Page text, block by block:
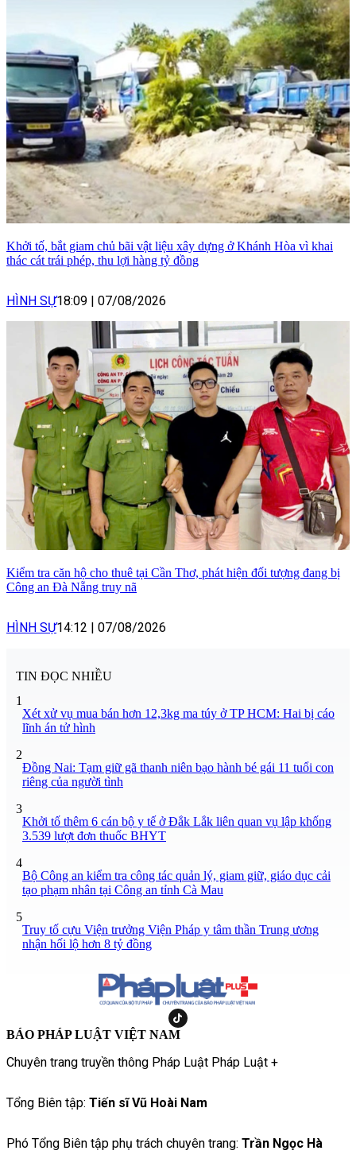
Khởi tố, bắt giam chủ bãi vật liệu xây dựng ở Khánh Hòa vì khai
thác cát trái phép, thu lợi hàng tỷ đồng
HÌNH SỰ18:09 07/08/2026
Kiểm tra căn hộ cho thuê tại Cần Thơ, phát hiện đối tượng đang bị
Công an Đà Nẵng truy nã
HÌNH SỰ14:12 07/08/2026
TIN ĐỌC NHIỀU
1
Xét xử vụ mua bán hơn 12,3kg ma túy ở TP HCM: Hai bị cáo
lĩnh án tử hình
2
Đồng Nai: Tạm giữ gã thanh niên bạo hành bé gái 11 tuổi con
riêng của người tình
3
Khởi tố thêm 6 cán bộ y tế ở Đắk Lắk liên quan vụ lập khống
3.539 lượt đơn thuốc BHYT
4
Bộ Công an kiểm tra công tác quản lý, giam giữ, giáo dục cải
tạo phạm nhân tại Công an tỉnh Cà Mau
5
Truy tố cựu Viện trưởng Viện Pháp y tâm thần Trung ương
nhận hối lộ hơn 8 tỷ đồng
BÁO PHÁP LUẬT VIỆT NAM
Chuyên trang truyền thông Pháp Luật Pháp Luật +
Tổng Biên tập: Tiến sĩ Vũ Hoài Nam
Phó Tổng Biên tập phụ trách chuyên trang: Trần Ngọc Hà